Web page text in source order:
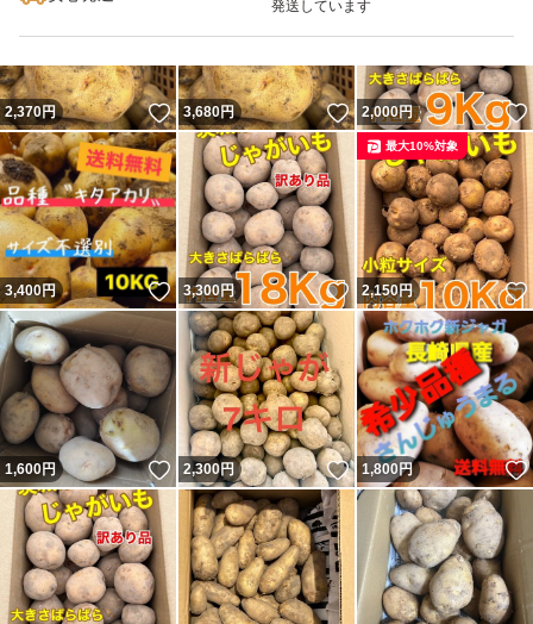
発送しています
2,370円 いいね！
3,680円 いいね！
2,000円
3,400円 いいね！
3,300円 いいね！
2,150円
最大10%対象
1,600円 いいね！
2,300円 いいね！
1,800 円